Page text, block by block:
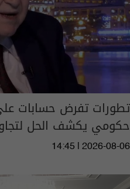
تطورات تفرض حسابات
حكومي يكشف الحل
14:45 | 2026-08-06